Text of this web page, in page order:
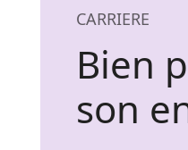
CARRIERE
Bien
son